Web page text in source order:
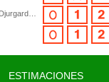
ESTIMACIONES